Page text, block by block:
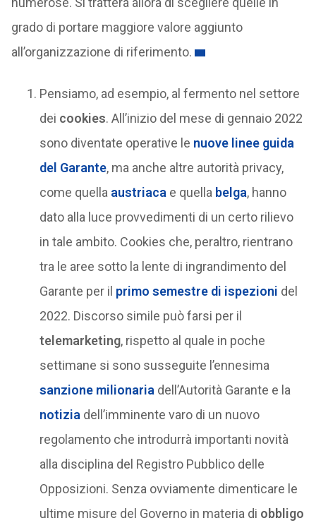
grado di portare maggiore valore aggiunto
all’organizzazione di riferimento.
Pensiamo, ad esempio, al fermento nel settore
dei cookies. All’inizio del mese di gennaio 2022
sono diventate operative le nuove linee guida
del Garante, ma anche altre autorità privacy,
come quella austriaca e quella belga, hanno
dato alla luce provvedimenti di un certo rilievo
in tale ambito. Cookies che, peraltro, rientrano
tra le aree sotto la lente di ingrandimento del
Garante per il primo semestre di ispezioni del
2022. Discorso simile può farsi per il
telemarketing, rispetto al quale in poche
settimane si sono susseguite l’ennesima
sanzione milionaria dell’Autorità Garante e la
notizia dell’imminente varo di un nuovo
regolamento che introdurrà importanti novità
alla disciplina del Registro Pubblico delle
Opposizioni. Senza ovviamente dimenticare le
ultime misure del Governo in materia di obbligo